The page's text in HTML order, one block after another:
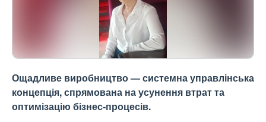
Ощадливе виробництво — системна управлінська
концепція, спрямована на усунення втрат та
оптимізацію бізнес-процесів.